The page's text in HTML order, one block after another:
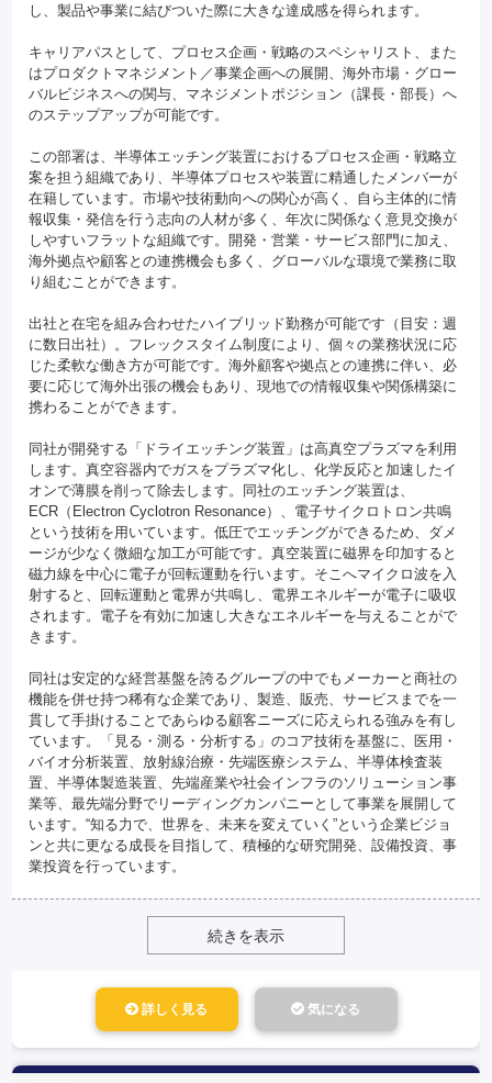
し、製品や事業に結びついた際に大きな達成感を得られます。
キャリアパスとして、プロセス企画・戦略のスペシャリスト、また
はプロダクトマネジメント／事業企画への展開、海外市場・グロー
バルビジネスへの関与、マネジメントポジション（課長・部長）へ
のステップアップが可能です。
この部署は、半導体エッチング装置におけるプロセス企画・戦略立
案を担う組織であり、半導体プロセスや装置に精通したメンバーが
在籍しています。市場や技術動向への関心が高く、自ら主体的に情
報収集・発信を行う志向の人材が多く、年次に関係なく意見交換が
しやすいフラットな組織です。開発・営業・サービス部門に加え、
海外拠点や顧客との連携機会も多く、グローバルな環境で業務に取
り組むことができます。
出社と在宅を組み合わせたハイブリッド勤務が可能です（目安：週
に数日出社）。フレックスタイム制度により、個々の業務状況に応
じた柔軟な働き方が可能です。海外顧客や拠点との連携に伴い、必
要に応じて海外出張の機会もあり、現地での情報収集や関係構築に
携わることができます。
同社が開発する「ドライエッチング装置」は高真空プラズマを利用
します。真空容器内でガスをプラズマ化し、化学反応と加速したイ
オンで薄膜を削って除去します。同社のエッチング装置は、
ECR（Electron Cyclotron Resonance）、電子サイクロトロン共鳴
という技術を用いています。低圧でエッチングができるため、ダメ
ージが少なく微細な加工が可能です。真空装置に磁界を印加すると
磁力線を中心に電子が回転運動を行います。そこへマイクロ波を入
射すると、回転運動と電界が共鳴し、電界エネルギーが電子に吸収
されます。電子を有効に加速し大きなエネルギーを与えることがで
きます。
同社は安定的な経営基盤を誇るグループの中でもメーカーと商社の
機能を併せ持つ稀有な企業であり、製造、販売、サービスまでを一
貫して手掛けることであらゆる顧客ニーズに応えられる強みを有し
ています。「見る・測る・分析する」のコア技術を基盤に、医用・
バイオ分析装置、放射線治療・先端医療システム、半導体検査装
置、半導体製造装置、先端産業や社会インフラのソリューション事
業等、最先端分野でリーディングカンパニーとして事業を展開して
います。“知る力で、世界を、未来を変えていく”という企業ビジョ
ンと共に更なる成長を目指して、積極的な研究開発、設備投資、事
業投資を行っています。
続きを表示
詳しく見る 気になる